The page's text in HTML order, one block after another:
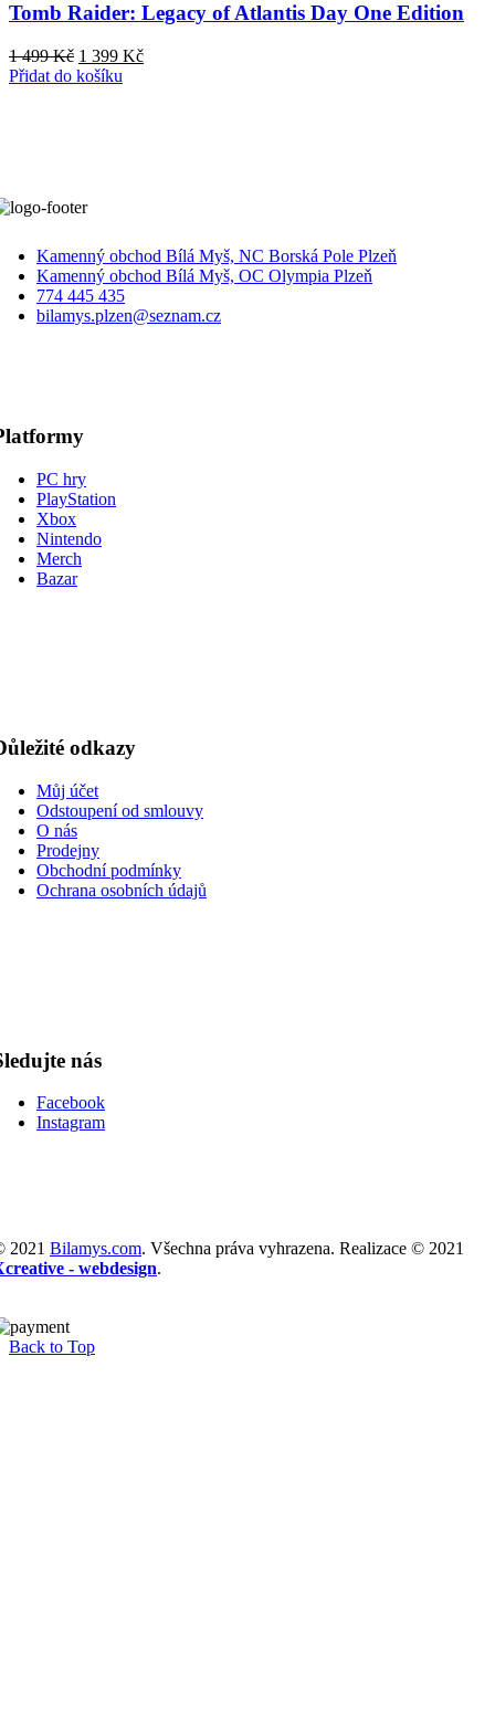
Tomb Raider: Legacy of Atlantis Day One Edition
1 499Kč Původní
cena
1 399 KčAktuální
Přidat do košíku
Kamenný obchod Bílá Myš, NC Borská Pole Plzeň
Kamenný obchod Bílá Myš, OC Olympia Plzeň
774 445 435
bilamys.plzen@seznam.cz
PC hry
PlayStation
Xbox
Nintendo
Merch
Bazar
odkazy
Můj účet
Odstoupení od smlouvy
O nás
Prodejny
Obchodní podmínky
Ochrana osobních údajů
nás
Facebook
Instagram
2021 Bilamys.com. Všechna práva vyhrazena. Realizace © 2021
- webdesign.
Back to Top